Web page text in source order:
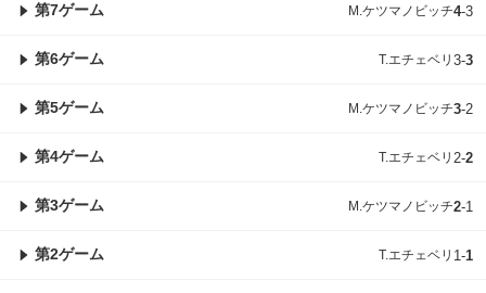
第7ゲーム M.ケツマノビッチ4-3
第6ゲーム T.エチェベリ 3-3
第5ゲーム M.ケツマノビッチ3-2
第4ゲーム T.エチェベリ 2-2
第3ゲーム M.ケツマノビッチ2-1
第2ゲーム T.エチェベリ 1-1